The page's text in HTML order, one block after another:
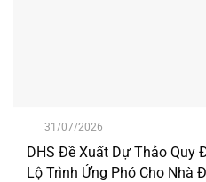
31/07/2026
DHS Đề Xuất Dự Thảo Quy
Lộ Trình Ứng Phó Cho Nhà